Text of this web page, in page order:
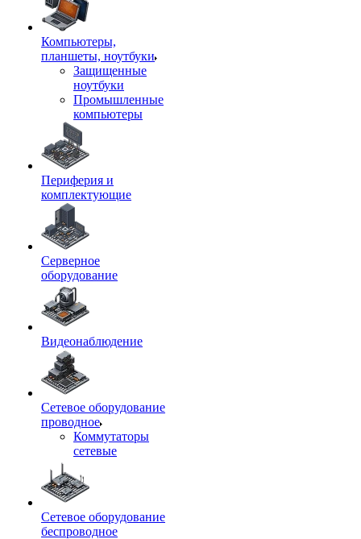
Компьютеры,
планшеты, ноутбуки
Защищенные
ноутбуки
Промышленные
компьютеры
Периферия и
комплектующие
Серверное
оборудование
Видеонаблюдение
Сетевое оборудование
проводное
Коммутаторы
сетевые
Сетевое оборудование
беспроводное